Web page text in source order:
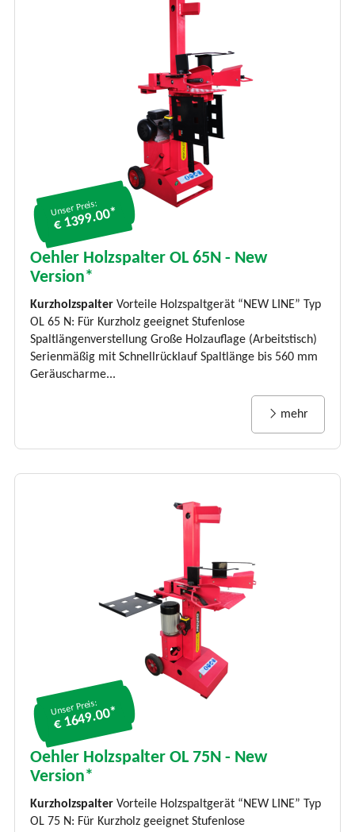
Unser Preis:
€ 1399.00*
Oehler Holzspalter OL 65N - New
Version*
Kurzholzspalter Vorteile Holzspaltgerät “NEW LINE” Typ
OL 65 N: Für Kurzholz geeignet Stufenlose
Spaltlängenverstellung Große Holzauflage (Arbeitstisch)
Serienmäßig mit Schnellrücklauf Spaltlänge bis 560 mm
Geräuscharme...
mehr
Unser Preis:
€ 1649.00*
Oehler Holzspalter OL 75N - New
Version*
Kurzholzspalter Vorteile Holzspaltgerät “NEW LINE” Typ
OL 75 N: Für Kurzholz geeignet Stufenlose